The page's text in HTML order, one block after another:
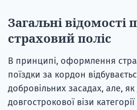
Загальні відомості
страховий поліс
В принципі, оформлення
поїздки за кордон
добровільних засадах, але, як
довгострокової візи